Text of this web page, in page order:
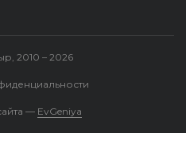
2010 – 2026
— EvGeniya